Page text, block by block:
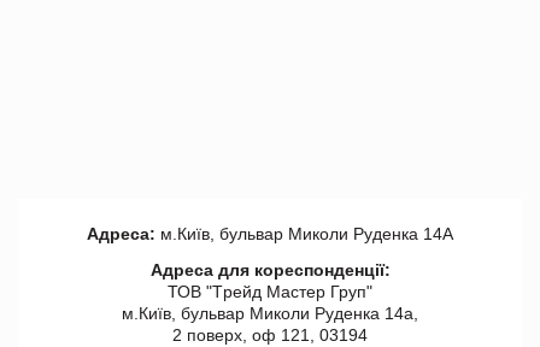
Адреса: м.Київ, бульвар Миколи Руденка 14А
Адреса для кореспонденції:
ТОВ "Tрейд Мастер Груп"
м.Київ, бульвар Миколи Руденка 14а,
2 поверх, оф 121, 03194